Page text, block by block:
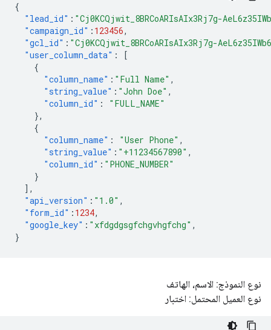
{
"lead_id" : "Cj0KCQjwit_8BRCoARIsAIx3Rj7g-
"campaign_id" : 123456,
"gcl_id" : "Cj0KCQjwit_8BRCoARIsAIx3Rj7g-
"user_column_data" :
[
{
"column_name" : "Full Name" ,
"string_value" : "John Doe" ,
"column_id" :
"FULL_NAME"
},
{
"column_name" : "User Phone" ,
"string_value" : "+11234567890" ,
"column_id" : "PHONE_NUMBER"
}
],
"api_version" : "1.0" ,
"form_id" : 1234,
"google_key" : "xfdgdgsgfchgvhgfchg" ,
}
نوع النموذج: الاسم، الهاتف
نوع العميل المحتمل: اختبار